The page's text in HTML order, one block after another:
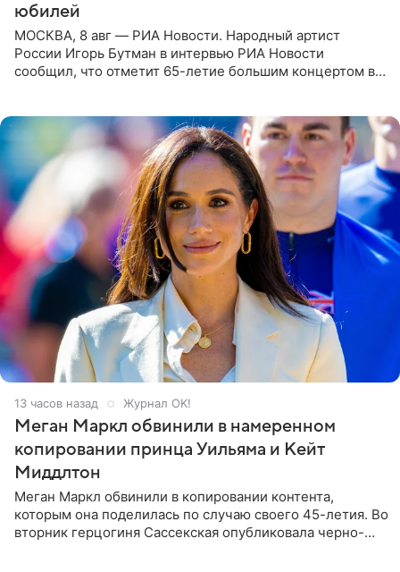
юбилей
МОСКВА, 8 авг — РИА Новости. Народный артист
России Игорь Бутман в интервью РИА Новости
сообщил, что отметит 65-летие большим концертом в
13 часов назад Журнал OK!
Меган Маркл обвинили в намеренном
копировании принца Уильяма и Кейт
Миддлтон
Меган Маркл обвинили в копировании контента,
которым она поделилась по случаю своего 45-летия. Во
вторник герцогиня Сассекская опубликовала черно-